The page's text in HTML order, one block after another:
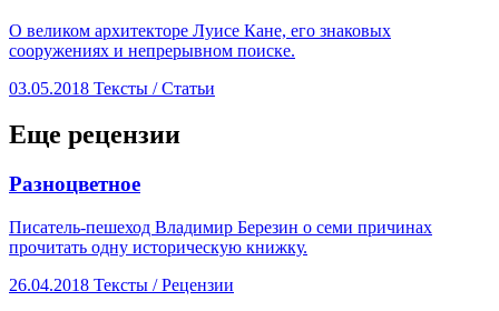
О великом архитекторе Луисе Кане, его знаковых
сооружениях и непрерывном поиске.
03.05.2018 Тексты /Статьи
Еще рецензии
​Разноцветное
Писатель-пешеход Владимир Березин о семи причинах
прочитать одну историческую книжку.
26.04.2018 Тексты /Рецензии